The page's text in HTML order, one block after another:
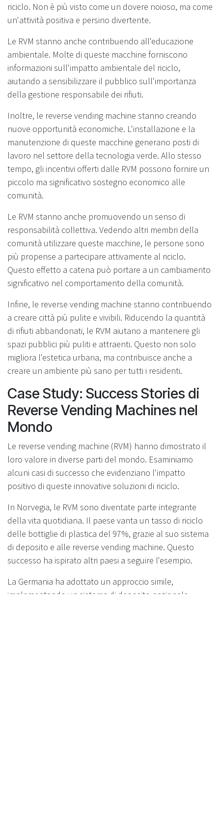
riciclo. Non è più visto come un dovere noioso, ma come
un'attività positiva e persino divertente.
Le RVM stanno anche contribuendo all'educazione
ambientale. Molte di queste macchine forniscono
informazioni sull'impatto ambientale del riciclo,
aiutando a sensibilizzare il pubblico sull'importanza
della gestione responsabile dei rifiuti.
Inoltre, le reverse vending machine stanno creando
nuove opportunità economiche. L'installazione e la
manutenzione di queste macchine generano posti di
lavoro nel settore della tecnologia verde. Allo stesso
tempo, gli incentivi offerti dalle RVM possono fornire un
piccolo ma significativo sostegno economico alle
comunità.
Le RVM stanno anche promuovendo un senso di
responsabilità collettiva. Vedendo altri membri della
comunità utilizzare queste macchine, le persone sono
più propense a partecipare attivamente al riciclo.
Questo effetto a catena può portare a un cambiamento
significativo nel comportamento della comunità.
Infine, le reverse vending machine stanno contribuendo
a creare città più pulite e vivibili. Riducendo la quantità
di rifiuti abbandonati, le RVM aiutano a mantenere gli
spazi pubblici più puliti e attraenti. Questo non solo
migliora l'estetica urbana, ma contribuisce anche a
creare un ambiente più sano per tutti i residenti.
Case Study: Success Stories di
Reverse Vending Machines nel
Mondo
Le reverse vending machine (RVM) hanno dimostrato il
loro valore in diverse parti del mondo. Esaminiamo
alcuni casi di successo che evidenziano l'impatto
positivo di queste innovative soluzioni di riciclo.
In Norvegia, le RVM sono diventate parte integrante
della vita quotidiana. Il paese vanta un tasso di riciclo
delle bottiglie di plastica del 97%, grazie al suo sistema
di deposito e alle reverse vending machine. Questo
successo ha ispirato altri paesi a seguire l'esempio.
La Germania ha adottato un approccio simile,
implementando un sistema di deposito nazionale